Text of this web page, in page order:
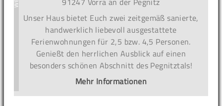
Unser Haus bietet Euch zwei zeitgemäß sanierte,
handwerklich liebevoll ausgestattete
Ferienwohnungen für 2,5 bzw. 4,5 Personen.
Genießt den herrlichen Ausblick auf einen
besonders schönen Abschnitt des Pegnitztals!
Mehr Informationen